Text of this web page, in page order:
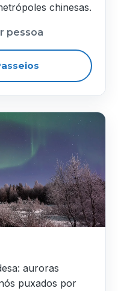
chinesas.
pessoa
auroras
puxados por